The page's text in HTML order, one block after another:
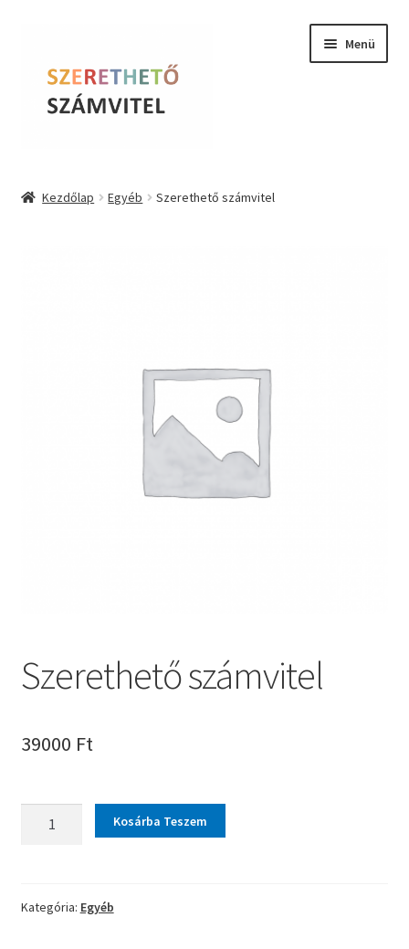
navigációhoz
tartalomba
Menü
Kezdőlap Egyéb Szerethető számvitel
Szerethető számvitel
39000 Ft
Kosárba Teszem
Kategória: Egyéb